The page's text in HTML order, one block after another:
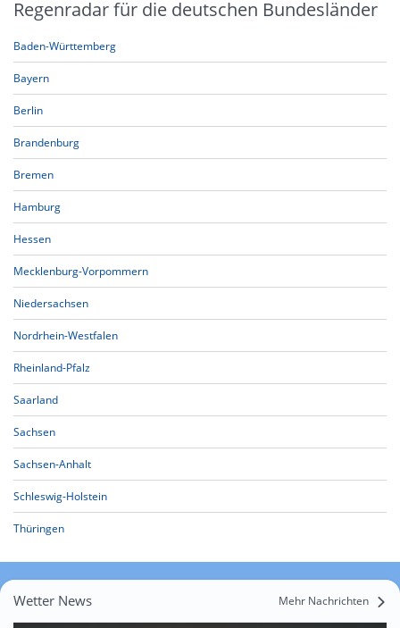
Regenradar für die deutschen Bundesländer
Baden-Württemberg
Bayern
Berlin
Brandenburg
Bremen
Hamburg
Hessen
Mecklenburg-Vorpommern
Niedersachsen
Nordrhein-Westfalen
Rheinland-Pfalz
Saarland
Sachsen
Sachsen-Anhalt
Schleswig-Holstein
Thüringen
Wetter News Mehr Nachrichten